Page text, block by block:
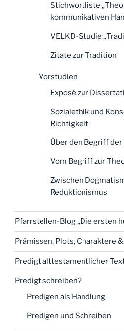
Stichwortliste
kommunikativen
VELKD-Studie
Zitate zur Tradition
Vorstudien
Exposé zur
Sozialethik und
Richtigkeit
Über den Begriff der
Vom Begriff zur
Zwischen
Reduktionismus
Pfarrstellen-Blog „Die ersten
Prämissen, Plots, Charaktere
Predigt alttestamentlicher
Predigt schreiben?
Predigen als Handlung
Predigen und Schreiben